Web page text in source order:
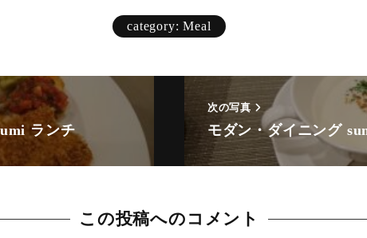
category: Meal
ランチ
次の写真
モダン・ダイニング
この投稿へのコメント